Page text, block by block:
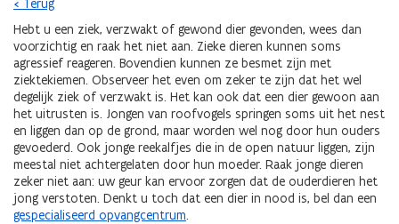
< Terug
Hebt u een ziek, verzwakt of gewond dier gevonden, wees dan
voorzichtig en raak het niet aan. Zieke dieren kunnen soms
agressief reageren. Bovendien kunnen ze besmet zijn met
ziektekiemen. Observeer het even om zeker te zijn dat het wel
degelijk ziek of verzwakt is. Het kan ook dat een dier gewoon aan
het uitrusten is. Jongen van roofvogels springen soms uit het nest
en liggen dan op de grond, maar worden wel nog door hun ouders
gevoederd. Ook jonge reekalfjes die in de open natuur liggen, zijn
meestal niet achtergelaten door hun moeder. Raak jonge dieren
zeker niet aan: uw geur kan ervoor zorgen dat de ouderdieren het
jong verstoten. Denkt u toch dat een dier in nood is, bel dan een
gespecialiseerd opvangcentrum.